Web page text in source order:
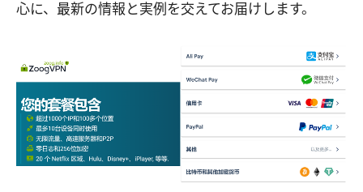
心に、最新の情報と実例を交えてお届けします。